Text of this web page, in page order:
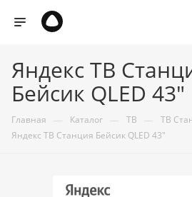
Яндекс ТВ
Бейсик QLED 43"
Главная — Каталог — ТВ — ТВ
Яндекс ТВ Станция Бейсик QLED 43"